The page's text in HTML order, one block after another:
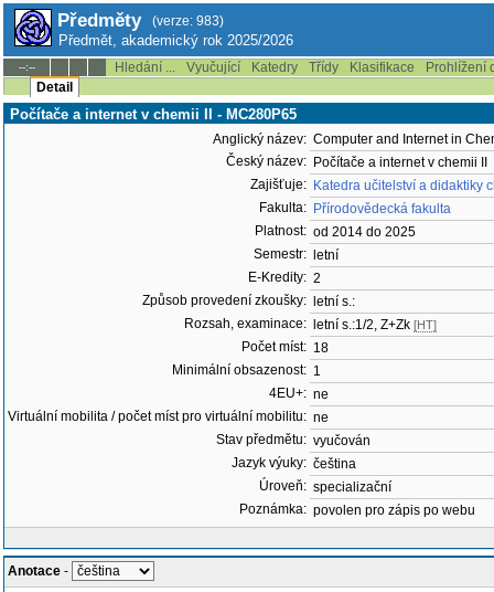
Předměty (verze: 983)
Předmět, akademický rok 2025/2026
--:-- Hledání ... Vyučující Katedry Třídy Klasifikace
Prohlížení
Detail
Počítače a internet v chemii II - MC280P65
Anglický název: Computer and Internet in
Český název: Počítače a internet v chemii II
Zajišťuje: Katedra učitelství a didaktiky
Fakulta: Přírodovědecká fakulta
Platnost: od 2014 do 2025
Semestr:
letní
E-Kredity: 2
Způsob provedení zkoušky:
letní s.:
Rozsah, examinace:
letní s.:1/2, Z+Zk [HT]
Počet míst: 18
Minimální obsazenost: 1
4EU+: ne
Virtuální mobilita / počet míst pro virtuální mobilitu: ne
Stav předmětu: vyučován
Jazyk výuky: čeština
Úroveň: specializační
Poznámka: povolen pro zápis po webu
Anotace -